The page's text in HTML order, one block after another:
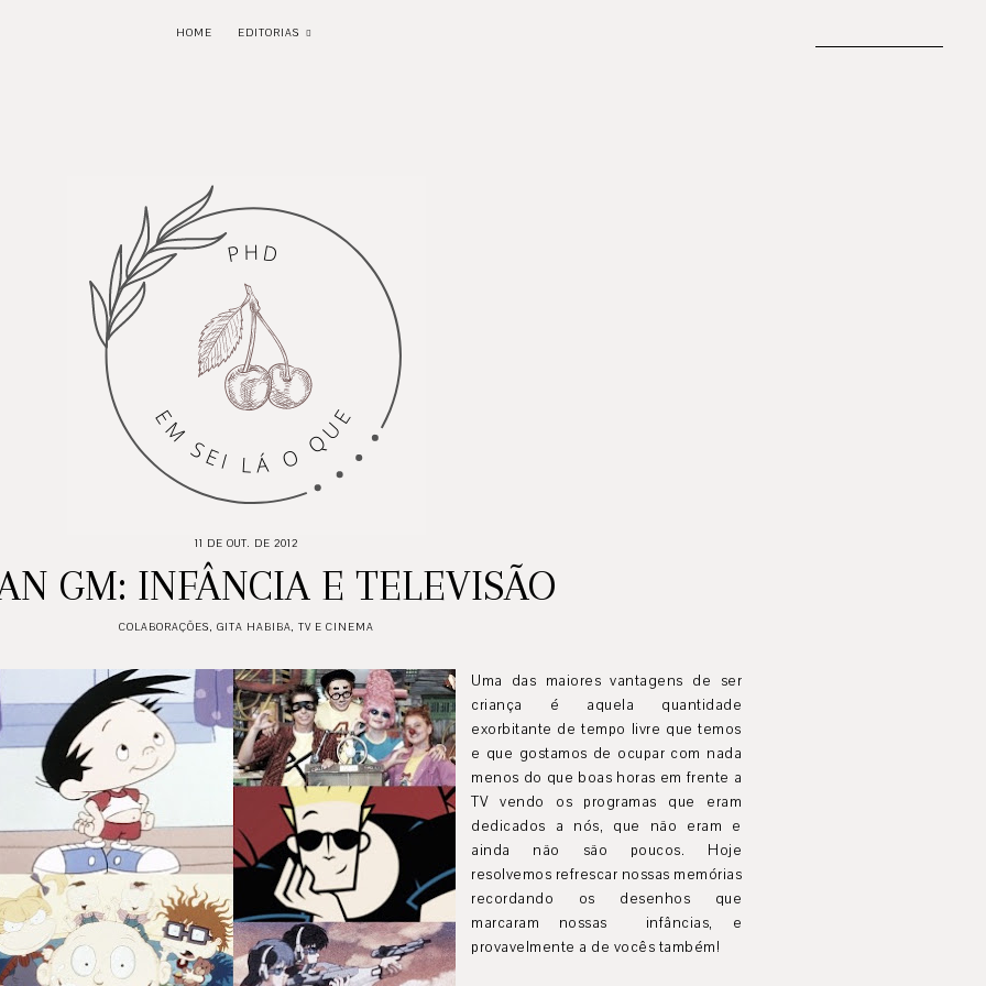
HOME EDITORIAS
11 DE OUT. DE 2012
GM: INFÂNCIA E TELEVISÃO
COLABORAÇÕES, GITA HABIBA, TV E CINEMA
Uma das maiores vantagens de ser
criança é aquela quantidade
exorbitante de tempo livre que temos
e que gostamos de ocupar com nada
menos do que boas horas em frente a
TV vendo os programas que eram
dedicados a nós, que não eram e
ainda não são poucos. Hoje
resolvemos refrescar nossas memórias
recordando os desenhos que
marcaram nossas infâncias, e
provavelmente a de vocês também!